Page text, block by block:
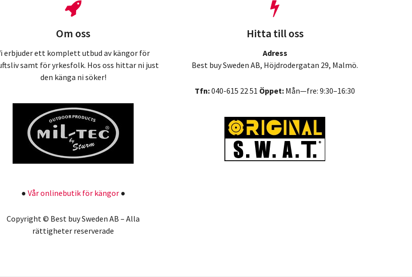
Om oss
erbjuder ett komplett utbud av kängor för
samt för yrkesfolk. Hos oss hittar ni just
den känga ni söker!
● Vår onlinebutik för kängor●
Copyright © Best buy Sweden AB – Alla
rättigheter reserverade
Hitta till oss
Adress
Best buy Sweden AB, Höjdrodergatan 29, Malmö.
Tfn:040-615 22 51 Öppet: Mån—fre: 9:30–16:30